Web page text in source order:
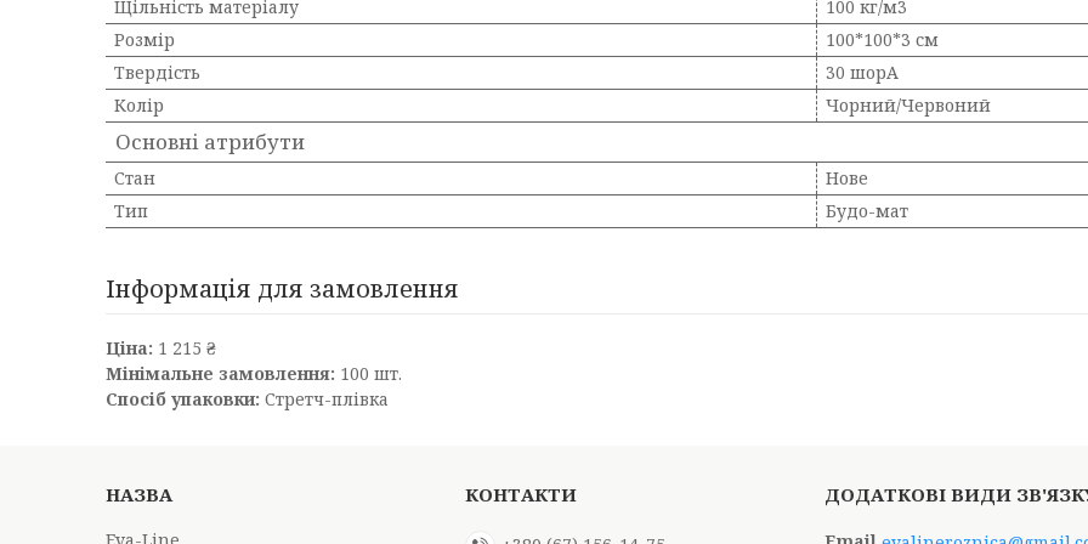
Щільність матеріалу
100 кг/м3
Розмір
100*100*3 см
Твердість
30 шорА
Колір
Чорний/Червоний
Основні атрибути
Стан
Нове
Тип
Будо-мат
Інформація для замовлення
Ціна: 1 215 ₴
Мінімальне замовлення: 100 шт.
Спосіб упаковки: Стретч-плівка